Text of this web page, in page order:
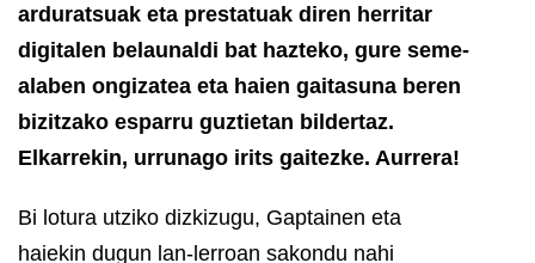
arduratsuak eta prestatuak diren herritar
digitalen belaunaldi bat hazteko, gure seme-
alaben ongizatea eta haien gaitasuna beren
bizitzako esparru guztietan bildertaz.
Elkarrekin, urrunago irits gaitezke. Aurrera!
Bi lotura utziko dizkizugu, Gaptainen eta
haiekin dugun lan-lerroan sakondu nahi